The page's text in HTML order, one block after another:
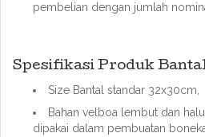
pembelian dengan jumlah
Spesifikasi Produk
Size Bantal standar 32x30cm,
Bahan velboa lembut dan
dipakai dalam pembuatan